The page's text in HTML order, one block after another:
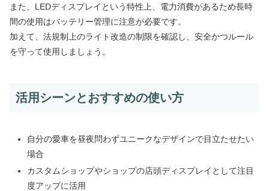
また、LEDディスプレイという特性上、電力消費があるため長時
間の使用はバッテリー管理に注意が必要です。
加えて、法規制上のライト改造の制限を確認し、安全かつルール
を守って使用しましょう。
活用シーンとおすすめの使い方
自分の愛車を昼夜問わずユニークなデザインで目立たせたい
場合
カスタムショップやショップの店頭ディスプレイとして注目
度アップに活用